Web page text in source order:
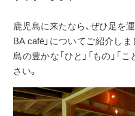
鹿児島に来たなら、ぜひ足を
BA café」についてご紹介し
島の豊かな「ひと」「もの」「
さい。